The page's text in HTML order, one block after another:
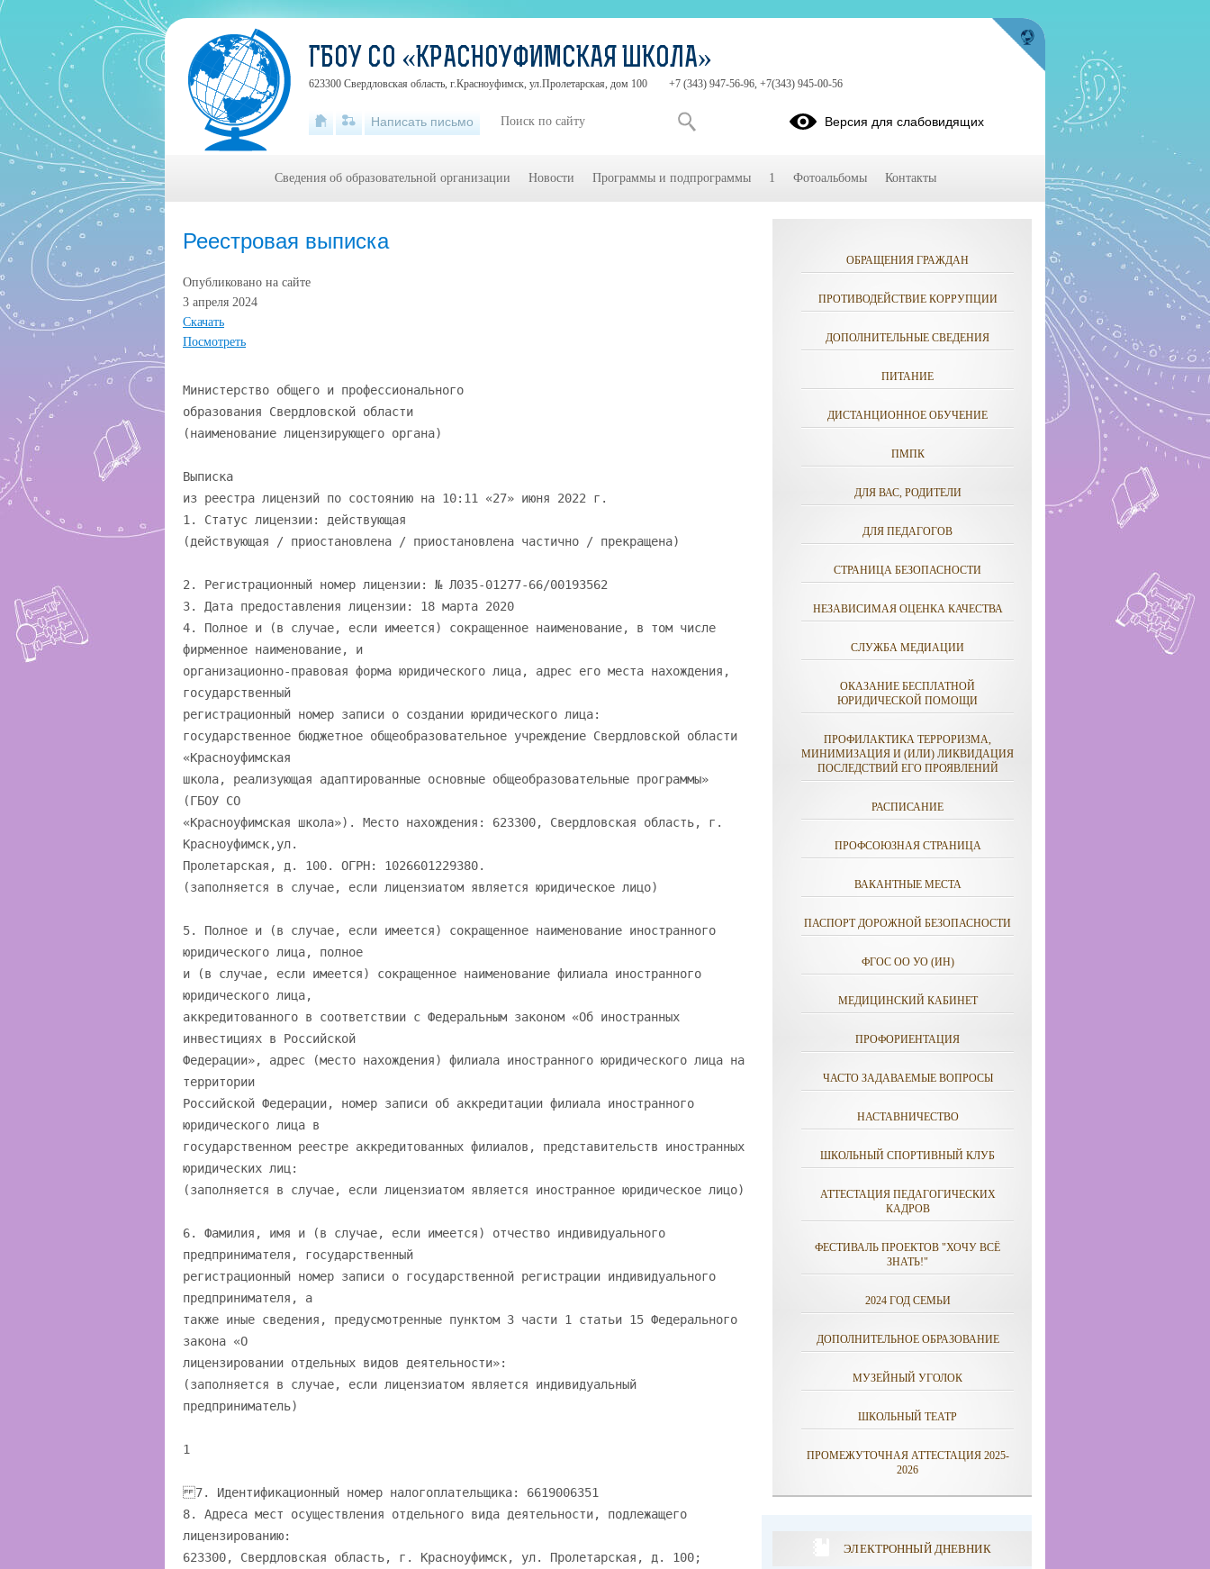
Реестровая выписка
Опубликовано на сайте
3 апреля 2024
Скачать
Посмотреть
Министерство общего и профессионального
образования Свердловской области
(наименование лицензирующего органа)
Выписка
из реестра лицензий по состоянию на 10:11 «27» июня 2022 г.
1. Статус лицензии: действующая
(действующая / приостановлена / приостановлена частично / прекращена)
2. Регистрационный номер лицензии: № Л035-01277-66/00193562
3. Дата предоставления лицензии: 18 марта 2020
4. Полное и (в случае, если имеется) сокращенное наименование, в том числе
фирменное наименование, и
организационно-правовая форма юридического лица, адрес его места нахождения,
государственный
регистрационный номер записи о создании юридического лица:
государственное бюджетное общеобразовательное учреждение Свердловской области
«Красноуфимская
школа, реализующая адаптированные основные общеобразовательные программы»
(ГБОУ СО
«Красноуфимская школа»). Место нахождения: 623300, Свердловская область, г.
Красноуфимск,ул.
Пролетарская, д. 100. ОГРН: 1026601229380.
(заполняется в случае, если лицензиатом является юридическое лицо)
5. Полное и (в случае, если имеется) сокращенное наименование иностранного
юридического лица, полное
и (в случае, если имеется) сокращенное наименование филиала иностранного
юридического лица,
аккредитованного в соответствии с Федеральным законом «Об иностранных
инвестициях в Российской
Федерации», адрес (место нахождения) филиала иностранного юридического лица на
территории
Российской Федерации, номер записи об аккредитации филиала иностранного
юридического лица в
государственном реестре аккредитованных филиалов, представительств иностранных
юридических лиц:
(заполняется в случае, если лицензиатом является иностранное юридическое лицо)
6. Фамилия, имя и (в случае, если имеется) отчество индивидуального
предпринимателя, государственный
регистрационный номер записи о государственной регистрации индивидуального
предпринимателя, а
также иные сведения, предусмотренные пунктом 3 части 1 статьи 15 Федерального
закона «О
лицензировании отдельных видов деятельности»:
(заполняется в случае, если лицензиатом является индивидуальный
предприниматель)
1
7. Идентификационный номер налогоплательщика: 6619006351
8. Адреса мест осуществления отдельного вида деятельности, подлежащего
лицензированию:
623300, Свердловская область, г. Красноуфимск, ул. Пролетарская, д. 100;
ОБРАЩЕНИЯ ГРАЖДАН
ПРОТИВОДЕЙСТВИЕ КОРРУПЦИИ
ДОПОЛНИТЕЛЬНЫЕ СВЕДЕНИЯ
ПИТАНИЕ
ДИСТАНЦИОННОЕ ОБУЧЕНИЕ
ПМПК
ДЛЯ ВАС, РОДИТЕЛИ
ДЛЯ ПЕДАГОГОВ
СТРАНИЦА БЕЗОПАСНОСТИ
НЕЗАВИСИМАЯ ОЦЕНКА КАЧЕСТВА
СЛУЖБА МЕДИАЦИИ
ОКАЗАНИЕ БЕСПЛАТНОЙ
ЮРИДИЧЕСКОЙ ПОМОЩИ
ПРОФИЛАКТИКА ТЕРРОРИЗМА,
МИНИМИЗАЦИЯ И (ИЛИ) ЛИКВИДАЦИЯ
ПОСЛЕДСТВИЙ ЕГО ПРОЯВЛЕНИЙ
РАСПИСАНИЕ
ПРОФСОЮЗНАЯ СТРАНИЦА
ВАКАНТНЫЕ МЕСТА
ПАСПОРТ ДОРОЖНОЙ БЕЗОПАСНОСТИ
ФГОС ОО УО (ИН)
МЕДИЦИНСКИЙ КАБИНЕТ
ПРОФОРИЕНТАЦИЯ
ЧАСТО ЗАДАВАЕМЫЕ ВОПРОСЫ
НАСТАВНИЧЕСТВО
ШКОЛЬНЫЙ СПОРТИВНЫЙ КЛУБ
АТТЕСТАЦИЯ ПЕДАГОГИЧЕСКИХ
КАДРОВ
ФЕСТИВАЛЬ ПРОЕКТОВ "ХОЧУ ВСЁ
ЗНАТЬ!"
2024 ГОД СЕМЬИ
ДОПОЛНИТЕЛЬНОЕ ОБРАЗОВАНИЕ
МУЗЕЙНЫЙ УГОЛОК
ШКОЛЬНЫЙ ТЕАТР
ПРОМЕЖУТОЧНАЯ АТТЕСТАЦИЯ 2025-
2026
ЭЛЕКТРОННЫЙ ДНЕВНИК
ГБОУ СО «КРАСНОУФИМСКАЯ ШКОЛА»
623300 Свердловская область, г.Красноуфимск, ул.Пролетарская, дом 100 +7 (343) 947-56-96, +7(343) 945-00-56
Написать письмо Версия для слабовидящих
Сведения об образовательной организации Новости Программы и подпрограммы 1 Фотоальбомы Контакты